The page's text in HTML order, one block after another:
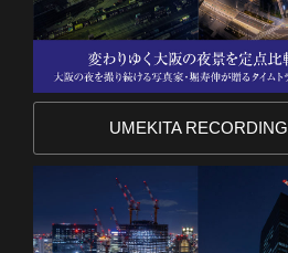
UMEKITA RECORDING